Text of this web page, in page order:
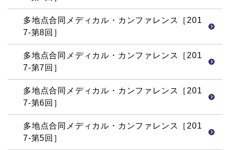
多地点合同メディカル・カンファレンス［201
7-第8回］
多地点合同メディカル・カンファレンス［201
7-第7回］
多地点合同メディカル・カンファレンス［201
7-第6回］
多地点合同メディカル・カンファレンス［201
7-第5回］